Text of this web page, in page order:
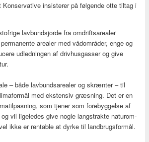
insisterer på følgende otte tiltag i
lavbundsjorde fra omdriftsarealer
arealer med vådområder, enge og
udledningen af drivhusgasser og give
– både lavbundsarealer og skrænter – til
med ekstensiv græsning. Det er en
som tjener som forebyg­gelse af
vil ligeledes give nogle langstrakte naturom­
ikke er rentable at dyrke til landbrugsformål.